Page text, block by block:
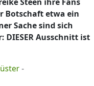
Botschaft etwa ein
Sache sind sich
DIESER Ausschnitt ist
-